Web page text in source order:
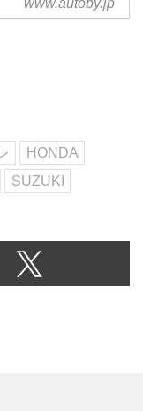
価(太田安治)
じながらも、ず
、この4台はど
れるのだろう
一刀両断する!文:
松 孝、南 孝幸、
www.autoby.jp
HONDA
SUZUKI